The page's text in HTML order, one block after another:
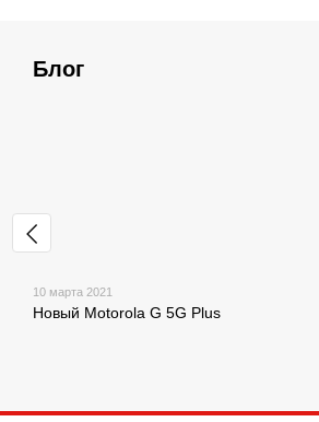
Блог
10 марта 2021
Новый Motorola G 5G Plus